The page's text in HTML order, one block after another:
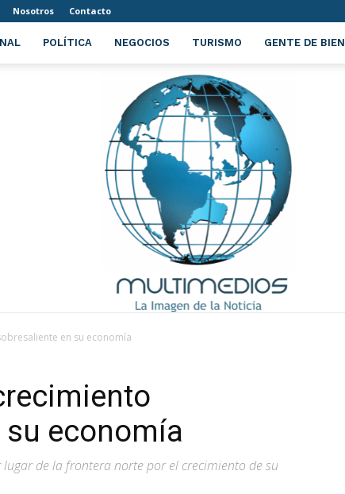
Nosotros Contacto
POLÍTICA NEGOCIOS TURISMO GENTE DE BIEN
en su economía
economía
de la frontera norte por el crecimiento de su